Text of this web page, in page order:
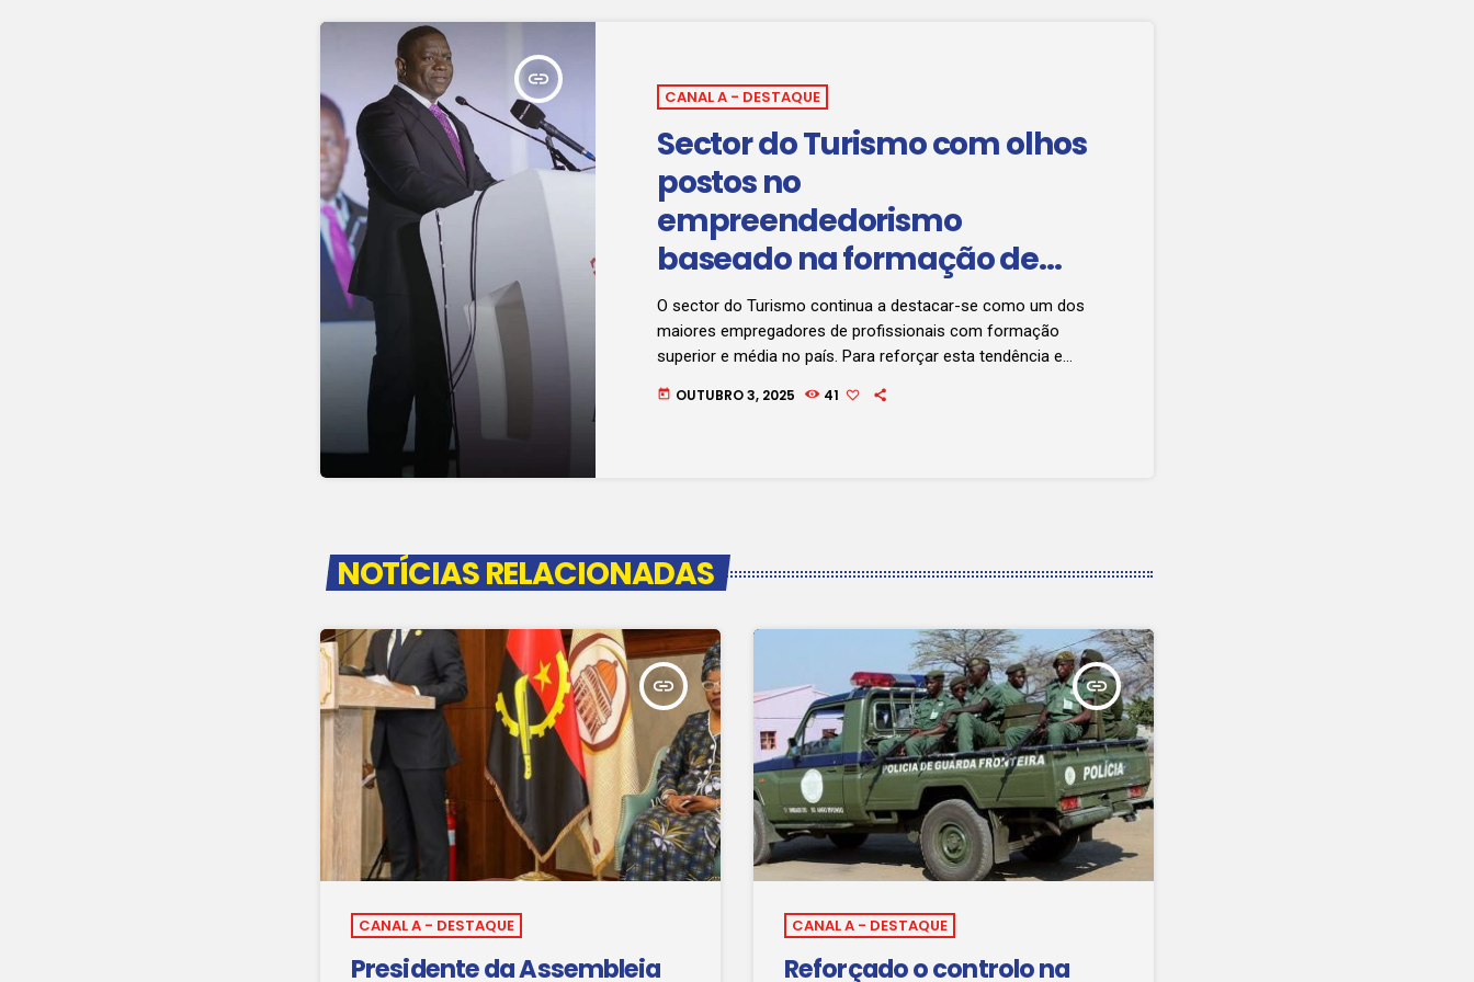
insert_link
CANAL A - DESTAQUE
Sector do Turismo com olhos
postos no
empreendedorismo
baseado na formação de
quadros
O sector do Turismo continua a destacar-se como um dos
maiores empregadores de profissionais com formação
superior e média no país. Para reforçar esta tendência e
trabalho, foi assinado um memorando de entendimento
today OUTUBRO 3, 2025 41
NOTÍCIAS RELACIONADAS
insert_link
CANAL A - DESTAQUE
Presidente da Assembleia
insert_link
CANAL A - DESTAQUE
Reforçado o controlo na